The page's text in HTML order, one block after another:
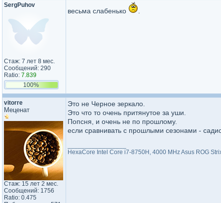
SergPuhov
Стаж: 7 лет 8 мес.
Сообщений: 290
Ratio: 7.839
100%
весьма слабенько
vitorre
Меценат
Стаж: 15 лет 2 мес.
Сообщений: 1756
Ratio: 0.475
Это не Черное зеркало.
Это что то очень притянутое за уши.
Попсня, и очень не по прошлому.
если сравнивать с прошлыми сезонами -
HexaCore Intel Core i7-8750H, 4000 MHz Asus ROG